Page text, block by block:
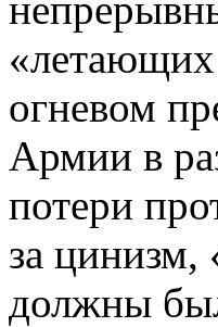
огневом
Армии в
потери
за цинизм,
должны